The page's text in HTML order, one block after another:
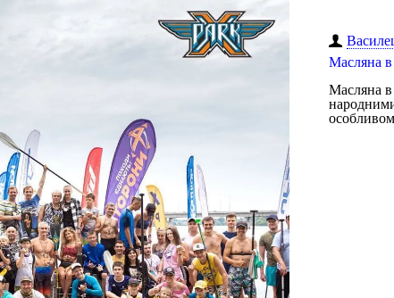
Масляна
Масляна в